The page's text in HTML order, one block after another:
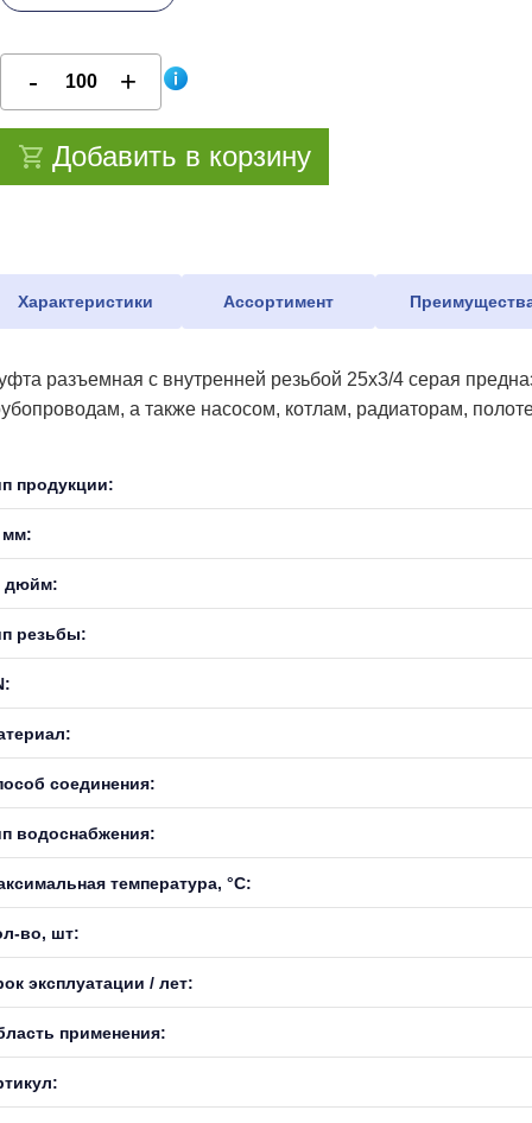
Добавить в корзину
Характеристики Ассортимент
разъемная с внутренней резьбой 25х3/4 серая
а также насосом, котлам, радиаторам,
продукции:
мм:
дюйм:
резьбы:
соединения:
водоснабжения:
температура, °С:
во, шт:
эксплуатации / лет:
применения: